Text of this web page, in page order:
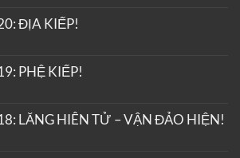
ĐỊA KIẾP!
PHỆ KIẾP!
LĂNG HIÊN TỬ – VẬN ĐẢO HIỆN!